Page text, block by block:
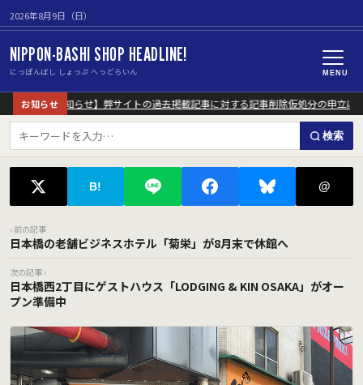
2026年8月9日（日）
NIPPON-BASHI SHOP HEADLINE!
にっぽんばし しょっぷ へっどらいん MENU
お知らせ
【重要なお知らせ】弊サイトの過去掲載記事に対する記事削除仮処分の申立に
検索
B! @
‹ 前の記事
日本橋の老舗ビジネスホテル「菊栄」が8月末で休館へ
次の記事 ›
日本橋西2丁目にゲストハウス「LODGING & KIN OSAKA」がオー
プン準備中